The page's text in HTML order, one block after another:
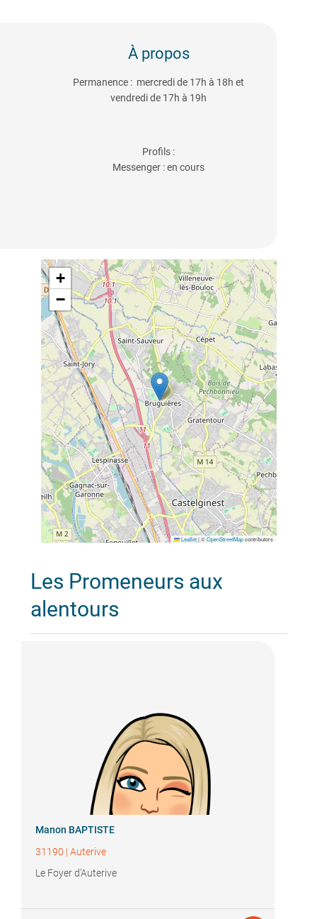
À propos
Permanence : mercredi de 17h à 18h et
vendredi de 17h à 19h
Profils :
Messenger : en cours
+
−
Leaflet |©OpenStreetMapcontributors
Les Promeneurs aux
alentours
Manon BAPTISTE
31190 | Auterive
Le Foyer d'Auterive